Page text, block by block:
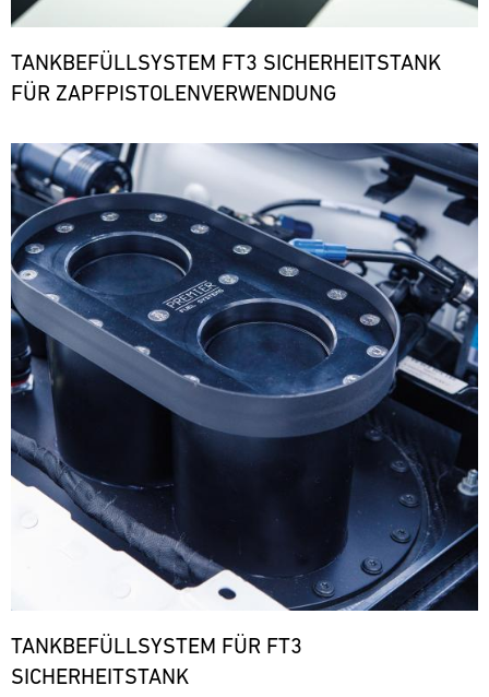
TANKBEFÜLLSYSTEM FT3 SICHERHEITSTANK
FÜR ZAPFPISTOLENVERWENDUNG
Bild
TANKBEFÜLLSYSTEM FÜR FT3
SICHERHEITSTANK